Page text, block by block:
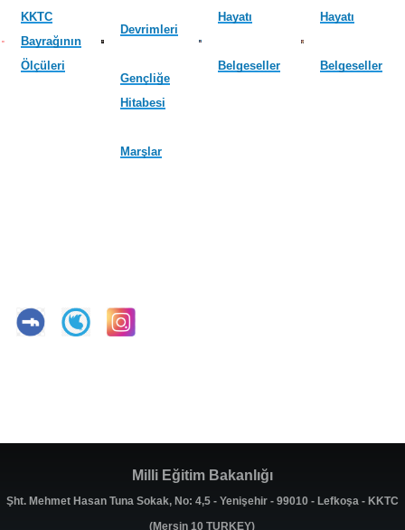
KKTC
Bayrağının
Ölçüleri
Devrimleri
Gençliğe
Hitabesi
Marşlar
Hayatı
Belgeseller
Hayatı
Belgeseller
Milli Eğitim Bakanlığı
Şht. Mehmet Hasan Tuna Sokak, No: 4,5 - Yenişehir - 99010 - Lefkoşa - KKTC
(Mersin 10 TURKEY)